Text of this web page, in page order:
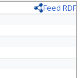
Feed RDF